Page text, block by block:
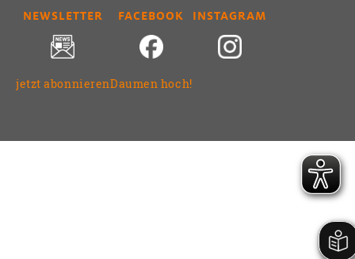
NEWSLETTER
jetzt abonnieren
FACEBOOK
Daumen hoch!
INSTAGRAM